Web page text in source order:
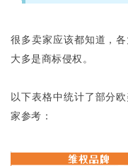
很多卖家应该都知道，
大多是商标侵权。
以下表格中统计了部分
家参考：